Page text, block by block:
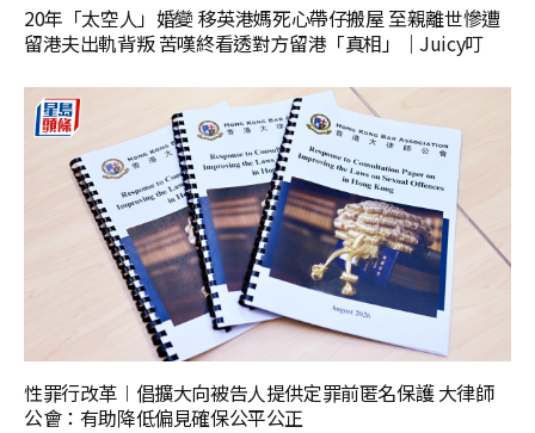
20年「太空人」婚變 移英港媽死心帶仔搬屋 至親離世慘遭
留港夫出軌背叛 苦嘆終看透對方留港「真相」｜Juicy叮
性罪行改革︱倡擴大向被告人提供定罪前匿名保護 大律師
公會：有助降低偏見確保公平公正